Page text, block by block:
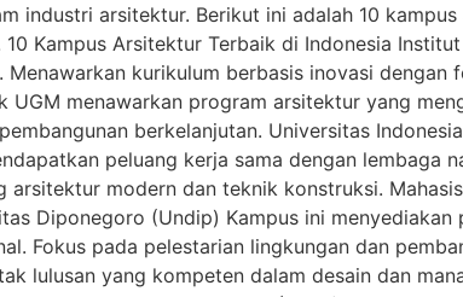
industri arsitektur. Berikut ini adalah 10
Kampus Arsitektur Terbaik di Indonesia
kurikulum berbasis inovasi dengan
UGM menawarkan program arsitektur yang
berkelanjutan. Universitas
peluang kerja sama dengan lembaga
modern dan teknik konstruksi.
Diponegoro (Undip) Kampus ini
Fokus pada pelestarian lingkungan dan
lulusan yang kompeten dalam desain dan